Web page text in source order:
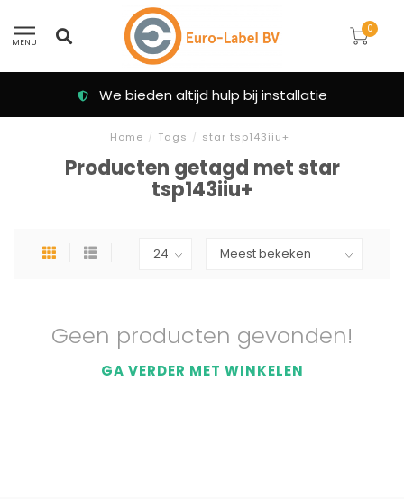
MENU
0
We bieden altijd hulp bij installatie
Home / Tags / star tsp143iiu+
Producten getagd met star
tsp143iiu+
Geen producten gevonden!
GA VERDER MET WINKELEN